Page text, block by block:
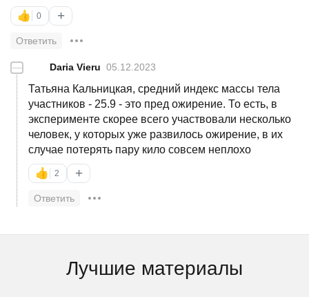
👍 0 +
Ответить
— Daria Vieru 05.12.2023
Татьяна Кальницкая, средний индекс массы тела
участников - 25.9 - это пред ожирение. То есть, в
эксперименте скорее всего участвовали несколько
человек, у которых уже развилось ожирение, в их
случае потерять пару кило совсем неплохо
👍 2 +
Ответить
Лучшие материалы